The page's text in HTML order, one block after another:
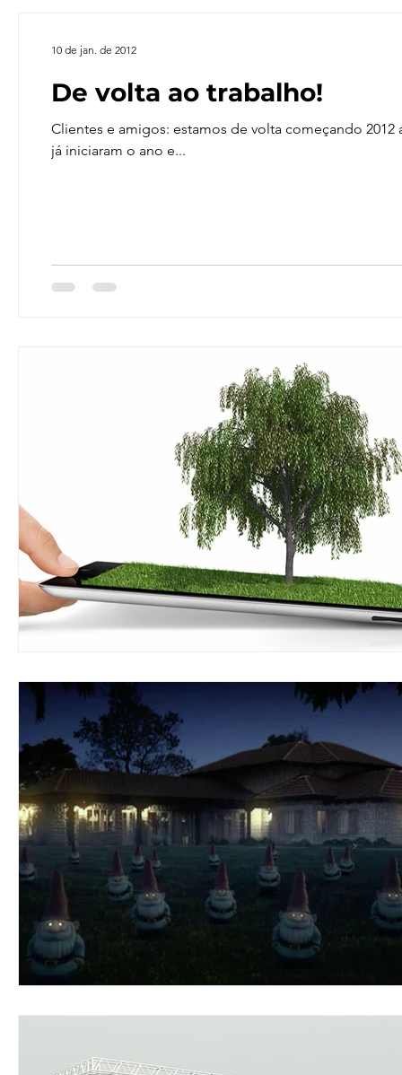
De volta ao trabalho!
Clientes e amigos: estamos de volta começando 2012 a todo vapor! As férias foram encurtadas
já iniciaram o ano e...
10 de jan. de 2012